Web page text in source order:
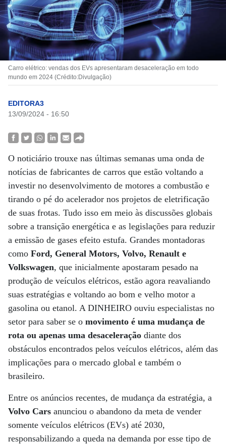
Carro elétrico: vendas dos EVs apresentaram desaceleração em todo
mundo em 2024 (Crédito:Divulgação)
EDITORA3
13/09/2024 - 16:50
O noticiário trouxe nas últimas semanas uma onda de
notícias de fabricantes de carros que estão voltando a
investir no desenvolvimento de motores a combustão e
tirando o pé do acelerador nos projetos de eletrificação
de suas frotas. Tudo isso em meio às discussões globais
sobre a transição energética e as legislações para reduzir
a emissão de gases efeito estufa. Grandes montadoras
como Ford, General Motors, Volvo, Renault e
Volkswagen, que inicialmente apostaram pesado na
produção de veículos elétricos, estão agora reavaliando
suas estratégias e voltando ao bom e velho motor a
gasolina ou etanol. A DINHEIRO ouviu especialistas no
setor para saber se o movimento é uma mudança de
rota ou apenas uma desaceleração diante dos
obstáculos encontrados pelos veículos elétricos, além das
implicações para o mercado global e também o
brasileiro.
Entre os anúncios recentes, de mudança da estratégia, a
Volvo Cars anunciou o abandono da meta de vender
somente veículos elétricos (EVs) até 2030,
responsabilizando a queda na demanda por esse tipo de